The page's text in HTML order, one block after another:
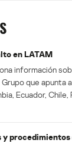
en LATAM
información
que apunta
Ecuador,
procedimientos